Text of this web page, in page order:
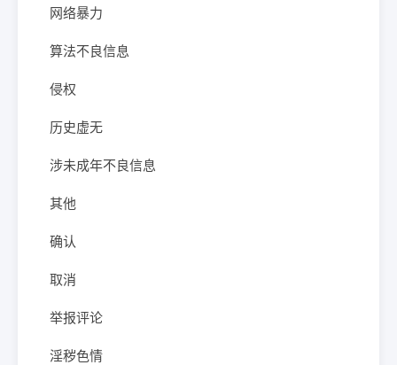
网络暴力
算法不良信息
侵权
历史虚无
涉未成年不良信息
其他
确认
取消
举报评论
淫秽色情